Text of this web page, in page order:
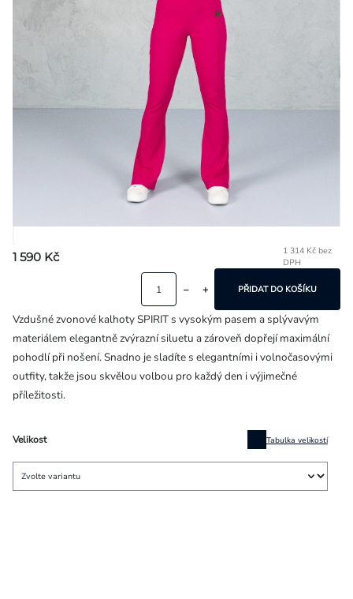
1 590 Kč
1 314 Kč bez
DPH
Velikost Tabulka velikostí
PŘIDAT DO KOŠÍKU
Vzdušné zvonové kalhoty SPIRIT s vysokým pasem a splývavým
materiálem elegantně zvýrazní siluetu a zároveň dopřejí maximální
pohodlí při nošení. Snadno je sladíte s elegantními i volnočasovými
outfity, takže jsou skvělou volbou pro každý den i výjimečné
příležitosti.